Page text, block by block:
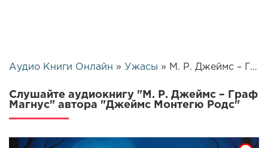
Аудио Книги Онлайн » Ужасы » М. Р. Джеймс – Граф Магнус | 26448
Слушайте аудиокнигу "М. Р. Джеймс – Граф
Магнус" автора "Джеймс Монтегю Родс"